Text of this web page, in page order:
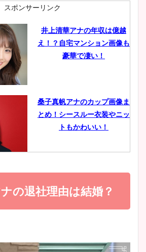
鈴木唯の太ってた時の体重が
ヤバすぎww原因や痩せたダ
豊島実季アナのカップ画像ま
とめ！美脚や水着姿に年齢も
宇賀神メグアナのニット画像
スポンサーリンク
井上清華アナの年収は億越
え！？自宅マンション画像も
豪華で凄い！
桑子真帆アナのカップ画像ま
とめ！シースルー衣装やニッ
トもかわいい！
小室瑛莉子のカップ画像まと
め！足が美脚でニット衣装も
かわいい！
清水麻椰アナのかわいい画
の退社理由は結婚？